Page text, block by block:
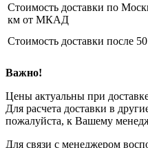
Стоимость доставки по
км от МКАД
Стоимость доставки после
Важно!
Цены актуальны при
Для расчета доставки в
пожалуйста, к Вашему
Для связи с менеджером